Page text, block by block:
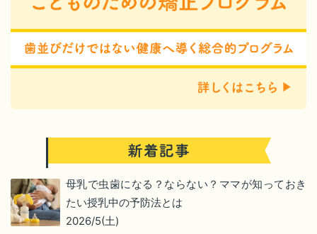
母乳で虫歯になる？ならない？ママが知っておき
たい授乳中の予防法とは
2026/5(土)